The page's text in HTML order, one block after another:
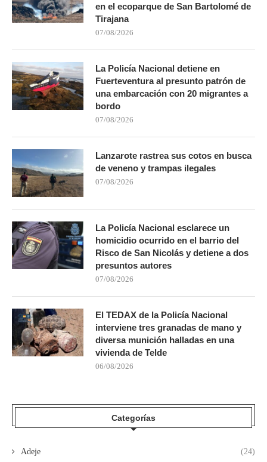
en el ecoparque de San Bartolomé de
Tirajana
07/08/2026
La Policía Nacional detiene en
Fuerteventura al presunto patrón de
una embarcación con 20 migrantes a
bordo
07/08/2026
Lanzarote rastrea sus cotos en busca
de veneno y trampas ilegales
07/08/2026
La Policía Nacional esclarece un
homicidio ocurrido en el barrio del
Risco de San Nicolás y detiene a dos
presuntos autores
07/08/2026
El TEDAX de la Policía Nacional
interviene tres granadas de mano y
diversa munición halladas en una
vivienda de Telde
06/08/2026
Categorías
Adeje (24)